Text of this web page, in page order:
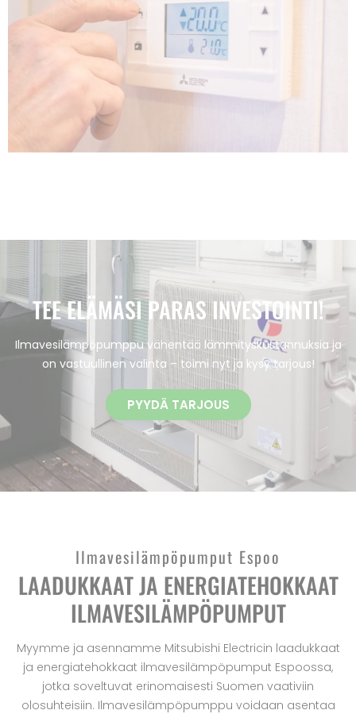
TEE ELÄMÄSI PARAS INVESTOINTI!
Ilmavesilämpöpumppu vähentää lämmityskustannuksia ja
on vastuullinen valinta – toimi nyt ja kysy tarjous!
PYYDÄ TARJOUS
Ilmavesilämpöpumput Espoo
LAADUKKAAT JA ENERGIATEHOKKAAT
ILMAVESILÄMPÖPUMPUT
Myymme ja asennamme Mitsubishi Electricin laadukkaat
ja energiatehokkaat ilmavesilämpöpumput Espoossa,
jotka soveltuvat erinomaisesti Suomen vaativiin
olosuhteisiin. Ilmavesilämpöpumppu voidaan asentaa